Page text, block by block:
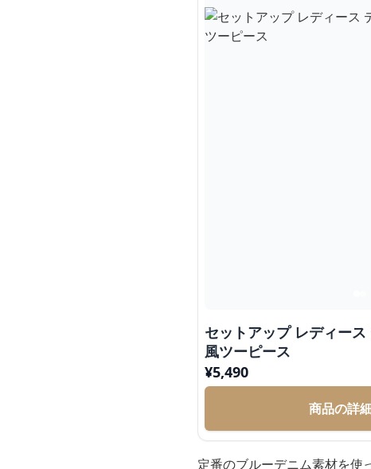
セットアップ レディー
風ツーピース
¥5,490
商品の詳
定番のブルーデニム素材を使